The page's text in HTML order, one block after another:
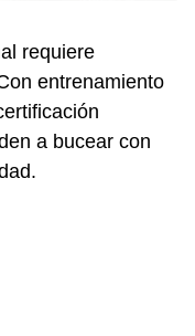
requiere
entrenamiento
a bucear con